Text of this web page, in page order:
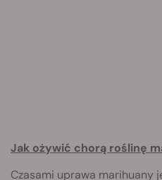
Jak ożywić chorą roślinę
Czasami uprawa marihuany